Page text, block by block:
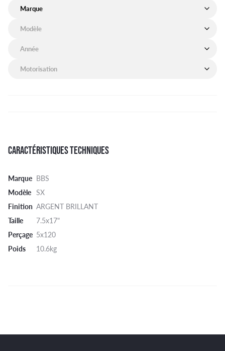
CARACTÉRISTIQUES TECHNIQUES
Marque BBS
Modèle SX
Finition ARGENT BRILLANT
Taille
7.5x17"
Perçage 5x120
Poids
10.6kg